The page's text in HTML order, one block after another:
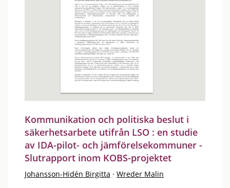
Kommunikation och politiska beslut i
säkerhetsarbete utifrån LSO : en studie
av IDA-pilot- och jämförelsekommuner -
Slutrapport inom KOBS-projektet
Johansson-Hidén Birgitta · Wreder Malin